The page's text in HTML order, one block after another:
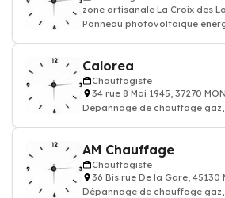
zone artisanale La Croix des
Panneau photovoltaique
Calorea
Chauffagiste
34 rue 8 Mai 1945, 37270
Dépannage de chauffage
AM Chauffage
Chauffagiste
36 Bis rue De la Gare, 45130
Dépannage de chauffage